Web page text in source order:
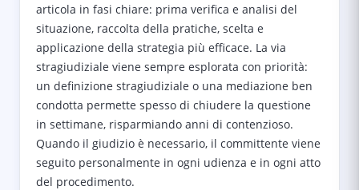
articola in fasi chiare: prima verifica e analisi del
situazione, raccolta della pratiche, scelta e
applicazione della strategia più efficace. La via
stragiudiziale viene sempre esplorata con priorità:
un definizione stragiudiziale o una mediazione ben
condotta permette spesso di chiudere la questione
in settimane, risparmiando anni di contenzioso.
Quando il giudizio è necessario, il committente viene
seguito personalmente in ogni udienza e in ogni atto
del procedimento.